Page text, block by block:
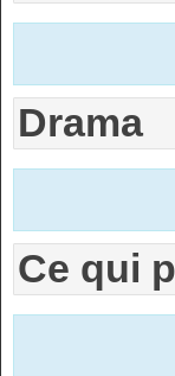
Drama
Ce qui